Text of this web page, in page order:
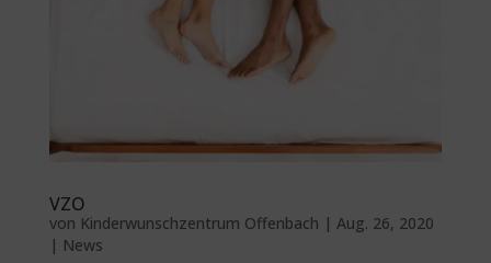
VZO
von Kinderwunschzentrum Offenbach | Aug. 26, 2020
| News